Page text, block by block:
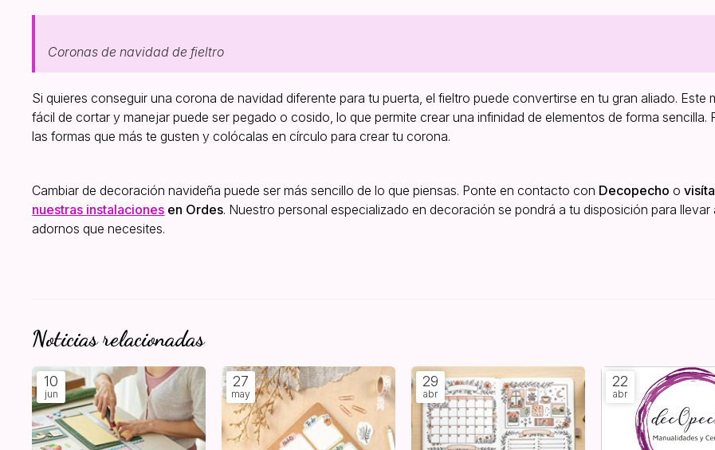
Coronas de navidad de fieltro
Si quieres conseguir una corona de navidad diferente para tu puerta, el fieltro puede convertirse en tu gran aliado. Este
fácil de cortar y manejar puede ser pegado o cosido, lo que permite crear una infinidad de elementos de forma sencilla.
las formas que más te gusten y colócalas en círculo para crear tu corona.
Cambiar de decoración navideña puede ser más sencillo de lo que piensas. Ponte en contacto con Decopecho o
nuestras instalaciones en Ordes. Nuestro personal especializado en decoración se pondrá a tu disposición para llevar
adornos que necesites.
Noticias relacionadas
10
jun
27
may
29
abr
22
abr